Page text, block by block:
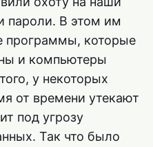
пароли. В этом им
программы, которые
и компьютеры
у некоторых
от времени утекают
под угрозу
Так что было